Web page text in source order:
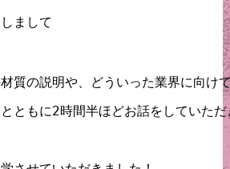
まして
質の説明や、どういった業界に向け
ともに2時間半ほどお話をしていた